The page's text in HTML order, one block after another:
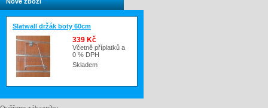
Slatwall držák boty 60cm
339 Kč
Včetně příplatků a
0 % DPH
Skladem